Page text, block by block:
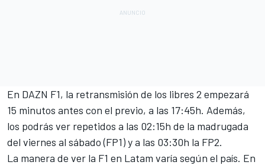
En DAZN F1, la retransmisión de los libres 2 empezará
15 minutos antes con el previo, a las 17:45h. Además,
los podrás ver repetidos a las 02:15h de la madrugada
del viernes al sábado (FP1) y a las 03:30h la FP2.
La manera de ver la F1 en Latam varía según el país. En